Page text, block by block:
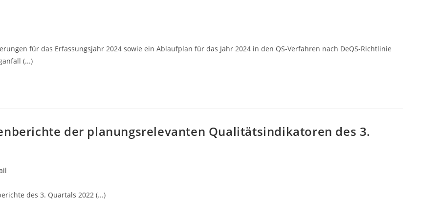
für das Erfassungsjahr 2024 sowie ein Ablaufplan für das Jahr 2024 in den QS-Verfahren nach DeQS-Richtlinie
(...)
der planungsrelevanten Qualitätsindikatoren des 3.
des 3. Quartals 2022 (...)